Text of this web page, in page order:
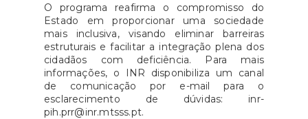
O programa reafirma o compromisso do
Estado em proporcionar uma sociedade
mais inclusiva, visando eliminar barreiras
estruturais e facilitar a integração plena dos
cidadãos com deficiência. Para mais
informações, o INR disponibiliza um canal
de comunicação por e-mail para o
esclarecimento de dúvidas: inr-
pih.prr@inr.mtsss.pt.